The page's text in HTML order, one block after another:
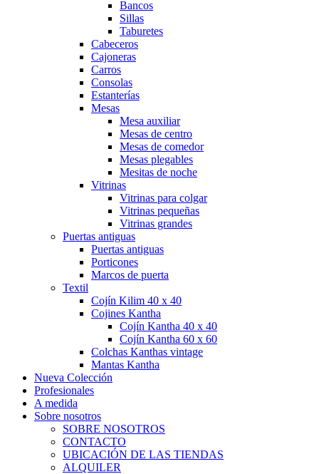
Bancos
Sillas
Taburetes
Cabeceros
Cajoneras
Carros
Consolas
Estanterías
Mesas
Mesa auxiliar
Mesas de centro
Mesas de comedor
Mesas plegables
Mesitas de noche
Vitrinas
Vitrinas para colgar
Vitrinas pequeñas
Vitrinas grandes
Puertas antiguas
Puertas antiguas
Porticones
Marcos de puerta
Textil
Cojín Kilim 40 x 40
Cojines Kantha
Cojín Kantha 40 x 40
Cojín Kantha 60 x 60
Colchas Kanthas vintage
Mantas Kantha
Nueva Colección
Profesionales
A medida
Sobre nosotros
SOBRE NOSOTROS
CONTACTO
UBICACIÓN DE LAS TIENDAS
ALQUILER